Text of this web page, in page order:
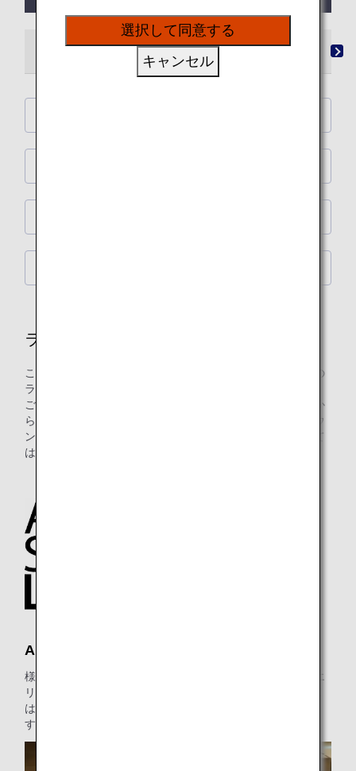
「ANA SUITE LOUNGE」ご利用券
ラウンジ
このページでは、ANAグループ運航便国際線をご利用の際の
ラウンジご入室の詳細をご案内します。
ご注意：日本国外の空港にて、ANAグループ運航便国際線か
ら他の航空会社運航の国内便にお乗り継ぎの場合には、ラウ
ンジ入室基準が異なる場合がございます。入室基準に関して
は各運航会社にお問い合わせください。
ANA SUITE LOUNGE
様々なお食事メニューとゆったりした座席（プライベートエ
リア、ワークエリアを含む）を備え、ANA SUITE LOUNGE
はご出発の前に完璧なおくつろぎの場所をご用意していま
す。
選択して同意する
キャンセル